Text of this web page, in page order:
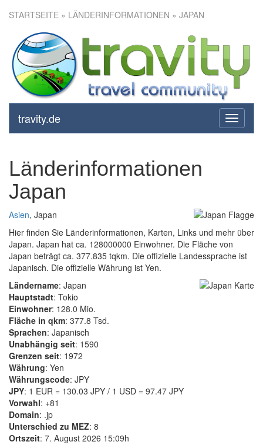
STARTSEITE » LÄNDERINFORMATIONEN » JAPAN
toggle
travity.de
Länderinformationen
Japan
Asien, Japan
Hier finden Sie Länderinformationen, Karten, Links und mehr über
Japan. Japan hat ca. 128000000 Einwohner. Die Fläche von
Japan beträgt ca. 377.835 tqkm. Die offizielle Landessprache ist
Japanisch. Die offizielle Währung ist Yen.
Ländername: Japan
Hauptstadt: Tokio
Einwohner: 128.0 Mio.
Fläche in qkm: 377.8 Tsd.
Sprachen: Japanisch
Unabhängig seit: 1590
Grenzen seit: 1972
Währung: Yen
Währungscode: JPY
JPY: 1 EUR = 130.03 JPY / 1 USD = 97.47 JPY
Vorwahl: +81
Domain: .jp
Unterschied zu MEZ: 8
Ortszeit: 7. August 2026 15:09h